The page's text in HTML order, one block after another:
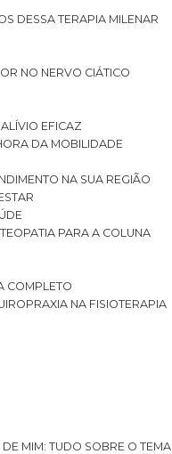
DESSA TERAPIA MILENAR
NO NERVO CIÁTICO
ALÍVIO EFICAZ
DA MOBILIDADE
NA SUA REGIÃO
PARA A COLUNA
COMPLETO
NA FISIOTERAPIA
DE MIM: TUDO SOBRE O TEMA